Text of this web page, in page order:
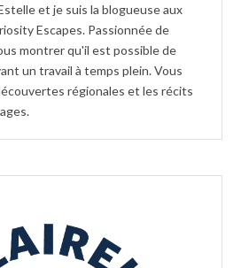
et je suis la blogueuse aux
Escapes. Passionnée de
montrer qu'il est possible de
un travail à temps plein. Vous
régionales et les récits